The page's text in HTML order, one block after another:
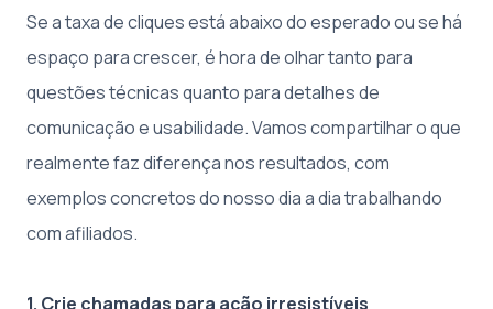
Se a taxa de cliques está abaixo do esperado ou se há
espaço para crescer, é hora de olhar tanto para
questões técnicas quanto para detalhes de
comunicação e usabilidade. Vamos compartilhar o que
realmente faz diferença nos resultados, com
exemplos concretos do nosso dia a dia trabalhando
com afiliados.
1. Crie chamadas para ação irresistíveis